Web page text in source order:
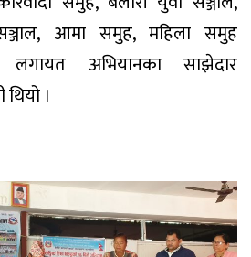
आमा समुह, महिला समुह
लगायत अभियानका साझेदार
।